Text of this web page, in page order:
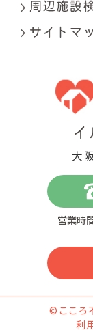
大
営業時
©こころ
利